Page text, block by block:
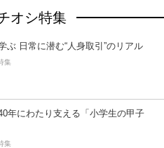
オシ特集
ぶ 日常に潜む“人身取引”のリアル
集
年にわたり支える「小学生の甲子
集